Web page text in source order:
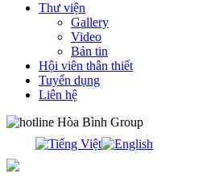
Thư viện
Gallery
Video
Bản tin
Hội viên thân thiết
Tuyển dụng
Liên hệ